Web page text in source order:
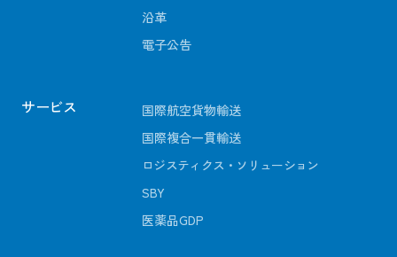
沿革
電子公告
サービス
国際航空貨物輸送
国際複合一貫輸送
ロジスティクス・ソリューション
SBY
医薬品GDP